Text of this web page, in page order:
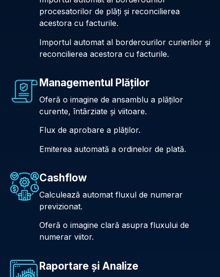
procesatorilor de plăți și reconcilierea
acestora cu facturile.
Importul automat al borderourilor curierilor și
reconcilierea acestora cu facturile.
Managementul Plăților
Oferă o imagine de ansamblu a plăților
curente, întârziate și viitoare.
Flux de aprobare a plăților.
Emiterea automată a ordinelor de plată.
Cashflow
Calculează automat fluxul de numerar
previzionat.
Oferă o imagine clară asupra fluxului de
numerar viitor.
Raportare și Analize